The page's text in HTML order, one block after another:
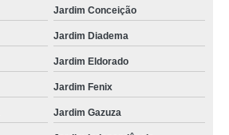
Jardim Conceição
Jardim Diadema
Jardim Eldorado
Jardim Fenix
Jardim Gazuza